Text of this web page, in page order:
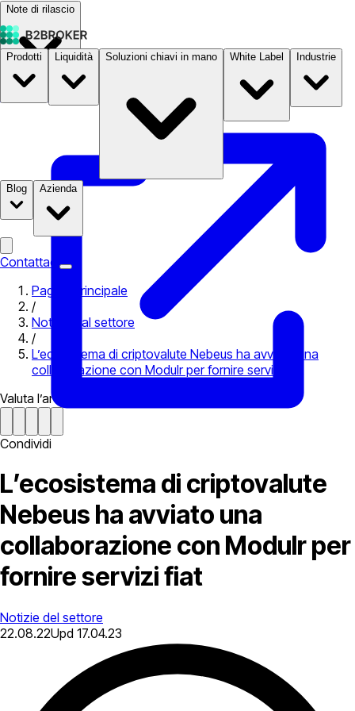
Note di rilascio
PrezziB2STORE
Prodotti Liquidità Soluzioni chiavi in mano White Label Industrie
Blog Azienda
Contattaci
Pagina principale
/
Notizie dal settore
/
L’ecosistema di criptovalute Nebeus ha avviato una
collaborazione con Modulr per fornire servizi fiat
Valuta l’articolo
Condividi
L’ecosistema di criptovalute
Nebeus ha avviato una
collaborazione con Modulr per
fornire servizi fiat
Notizie del settore
22.08.22Upd 17.04.23